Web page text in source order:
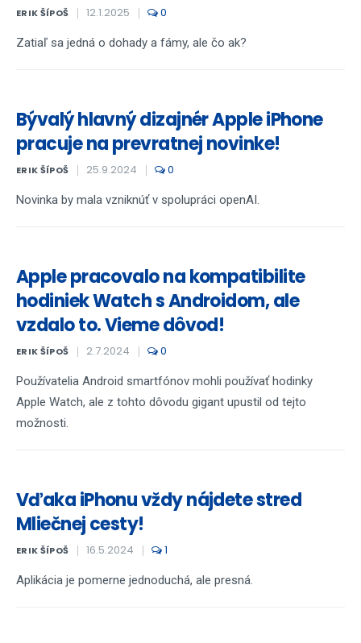
ERIK ŠÍPOŠ 12.1.2025 0
Zatiaľ sa jedná o dohady a fámy, ale čo ak?
Bývalý hlavný dizajnér Apple iPhone
pracuje na prevratnej novinke!
ERIK ŠÍPOŠ 25.9.2024 0
Novinka by mala vzniknúť v spolupráci openAI.
Apple pracovalo na kompatibilite
hodiniek Watch s Androidom, ale
vzdalo to. Vieme dôvod!
ERIK ŠÍPOŠ 2.7.2024 0
Používatelia Android smartfónov mohli používať hodinky
Apple Watch, ale z tohto dôvodu gigant upustil od tejto
možnosti.
Vďaka iPhonu vždy nájdete stred
Mliečnej cesty!
ERIK ŠÍPOŠ 16.5.2024 1
Aplikácia je pomerne jednoduchá, ale presná.